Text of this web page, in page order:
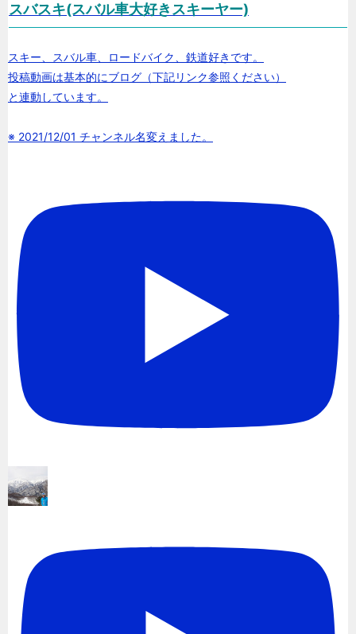
スバスキ(スバル車大好きスキーヤー)
スキー、スバル車、ロードバイク、鉄道好きです。
投稿動画は基本的にブログ（下記リンク参照ください）
と連動しています。
※ 2021/12/01 チャンネル名変えました。